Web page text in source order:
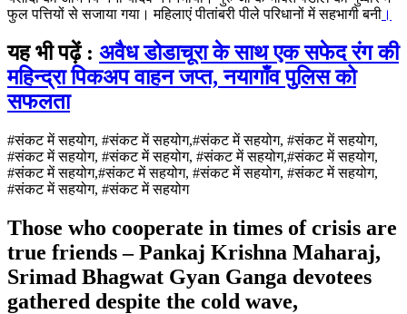
फुल पत्तियों से सजाया गया। महिलाएं पीतांबरी पीले परिधानों में सहभागी बनी ।
यह भी पढ़ें : अवैध डोडाचूरा के साथ एक सफेद रंग की
महिन्द्रा पिकअप वाहन जप्त, नयागाँव पुलिस को
सफलता
#संकट में सहयोग, #संकट में सहयोग,#संकट में सहयोग, #संकट में सहयोग,
#संकट में सहयोग, #संकट में सहयोग, #संकट में सहयोग,#संकट में सहयोग,
#संकट में सहयोग,#संकट में सहयोग, #संकट में सहयोग, #संकट में सहयोग,
#संकट में सहयोग, #संकट में सहयोग
Those who cooperate in times of crisis are
true friends – Pankaj Krishna Maharaj,
Srimad Bhagwat Gyan Ganga devotees
gathered despite the cold wave,